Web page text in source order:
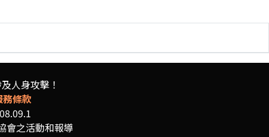
人身攻擊！
條款
會之活動和報導